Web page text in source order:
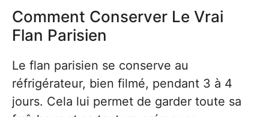
Comment Conserver Le Vrai
Flan Parisien
Le flan parisien se conserve au
réfrigérateur, bien filmé, pendant 3 à 4
jours. Cela lui permet de garder toute sa